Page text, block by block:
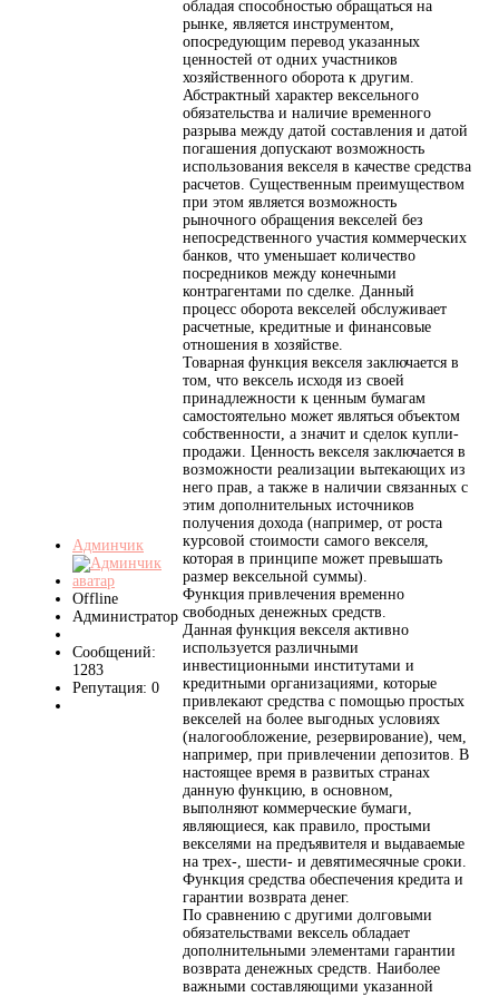
Админчик
Offline
Администратор
Сообщений:
1283
Репутация: 0
обладая способностью обращаться на
рынке, является инструментом,
опосредующим перевод указанных
ценностей от одних участников
хозяйственного оборота к другим.
Абстрактный характер вексельного
обязательства и наличие временного
разрыва между датой составления и датой
погашения допускают возможность
использования векселя в качестве средства
расчетов. Существенным преимуществом
при этом является возможность
рыночного обращения векселей без
непосредственного участия коммерческих
банков, что уменьшает количество
посредников между конечными
контрагентами по сделке. Данный
процесс оборота векселей обслуживает
расчетные, кредитные и финансовые
отношения в хозяйстве.
Товарная функция векселя заключается в
том, что вексель исходя из своей
принадлежности к ценным бумагам
самостоятельно может являться объектом
собственности, а значит и сделок купли-
продажи. Ценность векселя заключается в
возможности реализации вытекающих из
него прав, а также в наличии связанных с
этим дополнительных источников
получения дохода (например, от роста
курсовой стоимости самого векселя,
которая в принципе может превышать
размер вексельной суммы).
Функция привлечения временно
свободных денежных средств.
Данная функция векселя активно
используется различными
инвестиционными институтами и
кредитными организациями, которые
привлекают средства с помощью простых
векселей на более выгодных условиях
(налогообложение, резервирование), чем,
например, при привлечении депозитов. В
настоящее время в развитых странах
данную функцию, в основном,
выполняют коммерческие бумаги,
являющиеся, как правило, простыми
векселями на предъявителя и выдаваемые
на трех-, шести- и девятимесячные сроки.
Функция средства обеспечения кредита и
гарантии возврата денег.
По сравнению с другими долговыми
обязательствами вексель обладает
дополнительными элементами гарантии
возврата денежных средств. Наиболее
важными составляющими указанной